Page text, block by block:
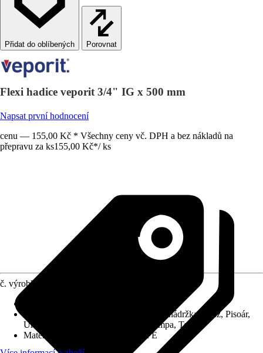
Porovnat
Flexi hadice veporit 3/4" IG x 500 mm
Napsat první hodnocení
cenu — 155,00 Kč * Všechny ceny vč. DPH a bez nákladů na
přepravu za ks155,00 Kč*/ ks
č. výrobku
Vana, Bidet, Splachovací nádržka, Dřez, Pisoár,
Umyvadlo, Voda, WC, Čerpadlo/Pumpa, Topení
Materiál
Mosaz, Nerezová ocel, PE